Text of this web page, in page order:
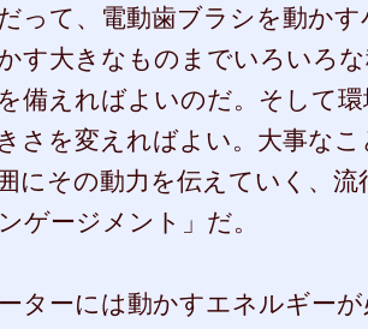
って、電動歯ブラシを動か
す大きなものまでいろいろ
備えればよいのだ。そして
さを変えればよい。大事な
にその動力を伝えていく、
ゲージメント」だ。
ターには動かすエネルギー